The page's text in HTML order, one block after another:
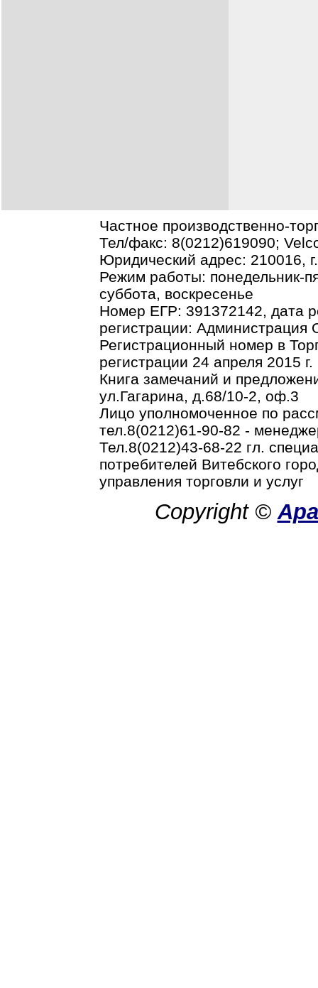
Частное производственно-
Тел/факс: 8(0212)619090;
Юридический адрес: 210016,
Режим работы: понедельник-
суббота, воскресенье
Номер ЕГР: 391372142, дата
регистрации: Администрация
Регистрационный номер в
регистрации 24 апреля 2015 г.
Книга замечаний и
ул.Гагарина, д.68/10-2, оф.3
Лицо уполномоченное по
тел.8(0212)61-90-82 -
Тел.8(0212)43-68-22 гл.
потребителей Витебского
управления торговли и услуг
Copyright ©